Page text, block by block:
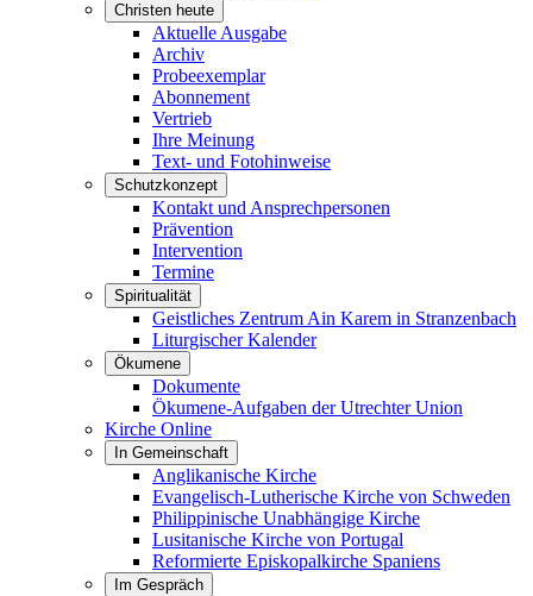
Christen heute
Aktuelle Ausgabe
Archiv
Probeexemplar
Abonnement
Vertrieb
Ihre Meinung
Text- und Fotohinweise
Schutzkonzept
Kontakt und Ansprechpersonen
Prävention
Intervention
Termine
Spiritualität
Geistliches Zentrum Ain Karem in Stranzenbach
Liturgischer Kalender
Ökumene
Dokumente
Ökumene-Aufgaben der Utrechter Union
Kirche Online
In Gemeinschaft
Anglikanische Kirche
Evangelisch-Lutherische Kirche von Schweden
Philippinische Unabhängige Kirche
Lusitanische Kirche von Portugal
Reformierte Episkopalkirche Spaniens
Im Gespräch